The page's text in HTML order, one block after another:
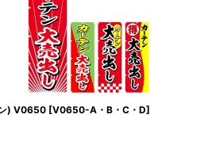
) V0650 [V0650-A・B・C・D]